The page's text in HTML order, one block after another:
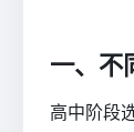
一、不
高中阶段